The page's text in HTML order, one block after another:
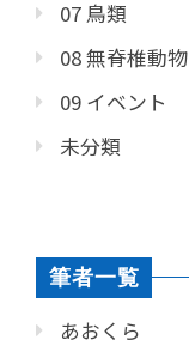
07 鳥類
08 無脊椎動物
09 イベント
未分類
筆者一覧
あおくら